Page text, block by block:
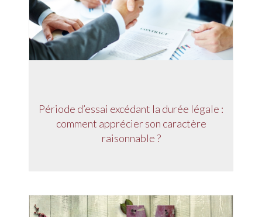
Période d’essai excédant la durée légale :
comment apprécier son caractère
raisonnable ?